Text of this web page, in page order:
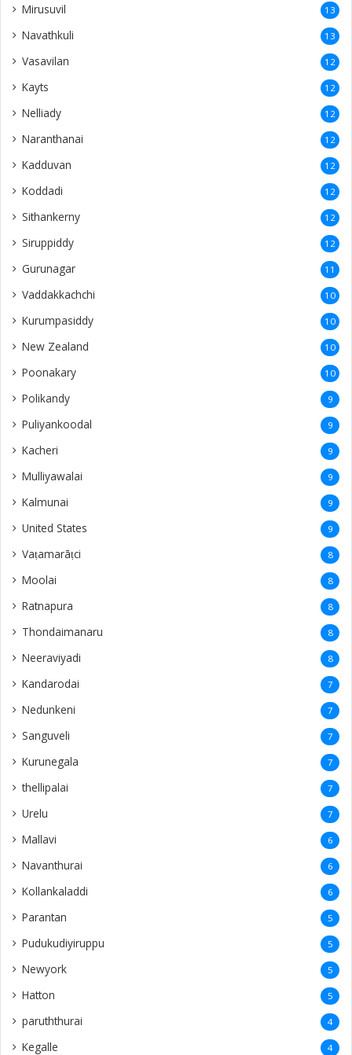
Mirusuvil 13
Navathkuli 13
Vasavilan 12
Kayts 12
Nelliady 12
Naranthanai 12
Kadduvan 12
Koddadi 12
Sithankerny 12
Siruppiddy 12
Gurunagar 11
Vaddakkachchi 10
Kurumpasiddy 10
New Zealand 10
Poonakary 10
Polikandy 9
Puliyankoodal 9
Kacheri 9
Mulliyawalai 9
Kalmunai 9
United States 9
Vaṭamarāṭci 8
Moolai 8
Ratnapura 8
Thondaimanaru 8
Neeraviyadi 8
Kandarodai 7
Nedunkeni 7
Sanguveli 7
Kurunegala 7
thellipalai 7
Urelu 7
Mallavi 6
Navanthurai 6
Kollankaladdi 6
Parantan 5
Pudukudiyiruppu 5
Newyork 5
Hatton 5
paruththurai 4
Kegalle 4